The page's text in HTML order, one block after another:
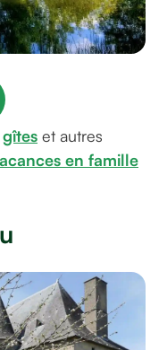
gîtes et autres
en famille